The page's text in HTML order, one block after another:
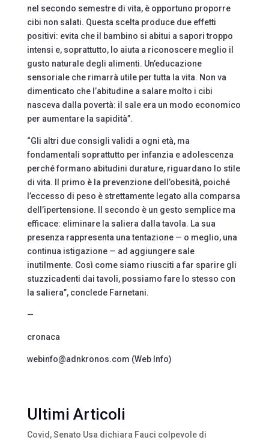
nel secondo semestre di vita, è opportuno proporre
cibi non salati. Questa scelta produce due effetti
positivi: evita che il bambino si abitui a sapori troppo
intensi e, soprattutto, lo aiuta a riconoscere meglio il
gusto naturale degli alimenti. Un’educazione
sensoriale che rimarrà utile per tutta la vita. Non va
dimenticato che l’abitudine a salare molto i cibi
nasceva dalla povertà: il sale era un modo economico
per aumentare la sapidità”.
“Gli altri due consigli validi a ogni età, ma
fondamentali soprattutto per infanzia e adolescenza
perché formano abitudini durature, riguardano lo stile
di vita. Il primo è la prevenzione dell’obesità, poiché
l’eccesso di peso è strettamente legato alla comparsa
dell’ipertensione. Il secondo è un gesto semplice ma
efficace: eliminare la saliera dalla tavola. La sua
presenza rappresenta una tentazione — o meglio, una
continua istigazione — ad aggiungere sale
inutilmente. Così come siamo riusciti a far sparire gli
stuzzicadenti dai tavoli, possiamo fare lo stesso con
la saliera”, conclede Farnetani.
—
cronaca
webinfo@adnkronos.com (Web Info)
Ultimi Articoli
Covid, Senato Usa dichiara Fauci colpevole di